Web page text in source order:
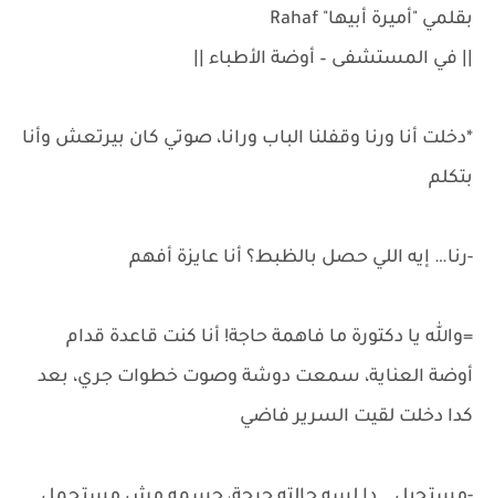
بقلمي "أميرة أبيها" Rahaf
|| في المستشفى – أوضة الأطباء ||
*دخلت أنا ورنا وقفلنا الباب ورانا، صوتي كان بيرتعش وأنا
بتكلم
-رنا… إيه اللي حصل بالظبط؟ أنا عايزة أفهم
=والله يا دكتورة ما فاهمة حاجة! أنا كنت قاعدة قدام
أوضة العناية، سمعت دوشة وصوت خطوات جري، بعد
كدا دخلت لقيت السرير فاضي